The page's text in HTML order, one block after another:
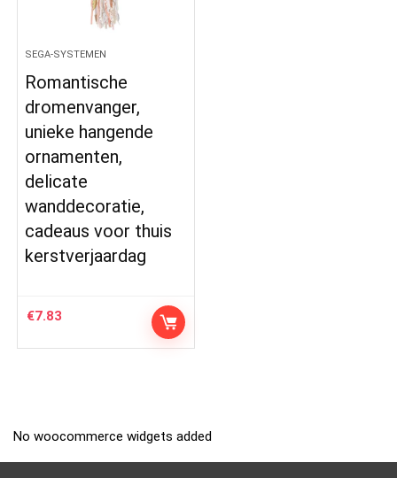
SEGA-SYSTEMEN
Romantische
dromenvanger,
unieke hangende
ornamenten,
delicate
wanddecoratie,
cadeaus voor thuis
kerstverjaardag
€7.83
No woocommerce widgets added